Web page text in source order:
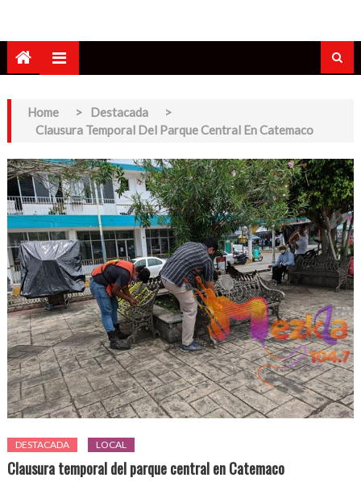
Home > Destacada
>
Clausura Temporal Del Parque Central En Catemaco
DESTACADA LOCAL
Clausura temporal del parque central en Catemaco